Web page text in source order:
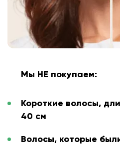
Мы НЕ покупаем:
Короткие волосы,
40 см
Волосы, которые